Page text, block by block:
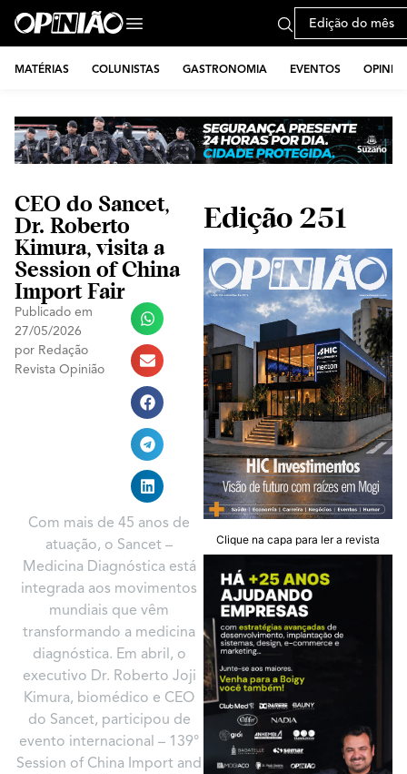
Edição do mês
MATÉRIAS COLUNISTAS GASTRONOMIA EVENTOS
CEO do Sancet,
Dr. Roberto
Kimura, visita a
Session of China
Import Fair
Publicado em
27/05/2026
por Redação
Revista Opinião
Com mais de 45 anos de
atuação, o Sancet –
Medicina Diagnóstica está
integrada aos movimentos
mundiais que vêm
transformando a medicina
diagnóstica. Em abril, o
executivo Dr. Roberto Joji
Kimura, biomédico e CEO
do Sancet, participou de
evento internacional – 139°
Session of China Import and
Edição 251
Clique na capa para ler a revista